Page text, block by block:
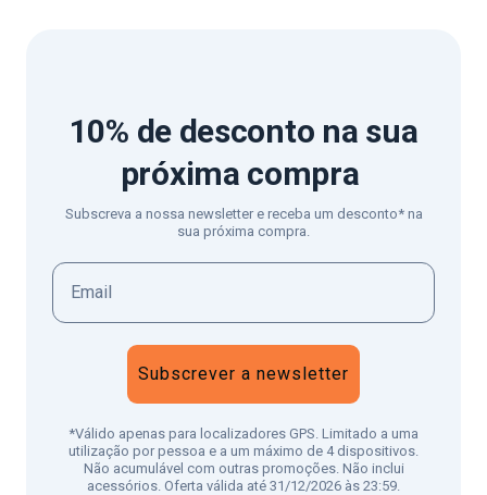
10% de desconto na sua
próxima compra
Subscreva a nossa newsletter e receba um desconto* na
sua próxima compra.
Subscrever a newsletter
*Válido apenas para localizadores GPS. Limitado a uma
utilização por pessoa e a um máximo de 4 dispositivos.
Não acumulável com outras promoções. Não inclui
acessórios. Oferta válida até 31/12/2026 às 23:59.